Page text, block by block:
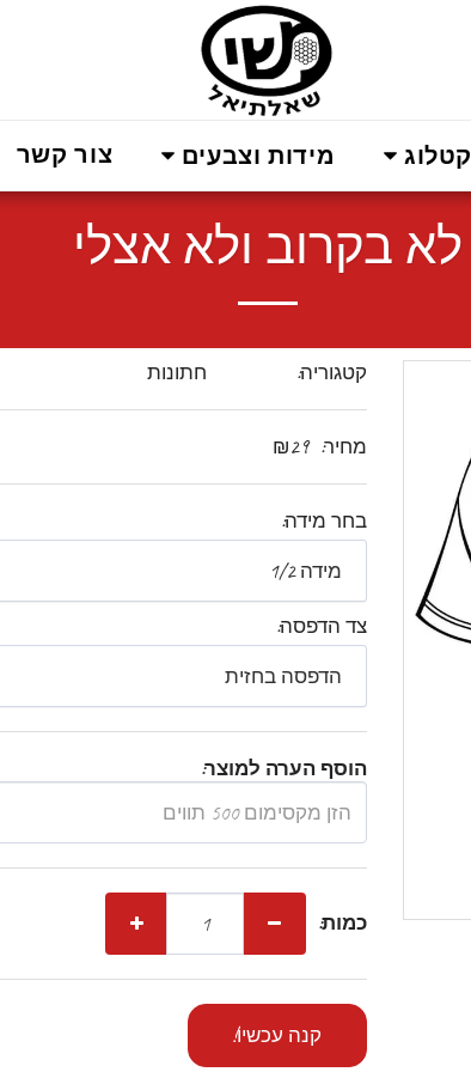
קטלוג מידות וצבעים צור קשר
לא בקרוב ולא אצלי
קטגוריה: חתונות
מחיר: ₪29
בחר מידה:
מידה 1/2
צד הדפסה:
הדפסה בחזית
הוסף הערה למוצר:
כמות:
קנה עכשיו!